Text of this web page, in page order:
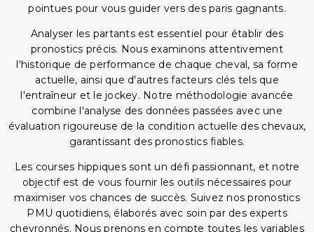
pointues pour vous guider vers des paris gagnants.
Analyser les partants est essentiel pour établir des
pronostics précis. Nous examinons attentivement
l'historique de performance de chaque cheval, sa forme
actuelle, ainsi que d'autres facteurs clés tels que
l'entraîneur et le jockey. Notre méthodologie avancée
combine l'analyse des données passées avec une
évaluation rigoureuse de la condition actuelle des chevaux,
garantissant des pronostics fiables.
Les courses hippiques sont un défi passionnant, et notre
objectif est de vous fournir les outils nécessaires pour
maximiser vos chances de succès. Suivez nos pronostics
PMU quotidiens, élaborés avec soin par des experts
chevronnés. Nous prenons en compte toutes les variables